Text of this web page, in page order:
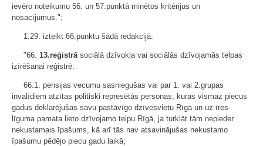
ievēro noteikumu 56. un 57.punktā minētos kritērijus un
nosacījumus.";
1.29. izteikt 66.punktu šādā redakcijā:
"66. 13.reģistrā sociālā dzīvokļa vai sociālās dzīvojamās telpas
izīrēšanai reģistrē:
66.1. pensijas vecumu sasniegušas vai par 1. vai 2.grupas
invalīdiem atzītas politiski represētās personas, kuras vismaz piecus
gadus deklarējušas savu pastāvīgo dzīvesvietu Rīgā un uz īres
līguma pamata lieto dzīvojamo telpu Rīgā, ja turklāt tām nepieder
nekustamais īpašums, kā arī tās nav atsavinājušas nekustamo
īpašumu pēdējo piecu gadu laikā;